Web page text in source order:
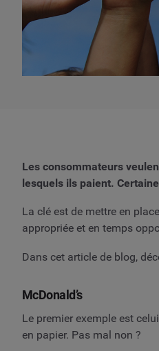
Les consommateurs
lesquels ils paient.
La clé est de mettre en
appropriée et en temps
Dans cet article de blog,
McDonald’s
Le premier exemple est
en papier. Pas mal non ?